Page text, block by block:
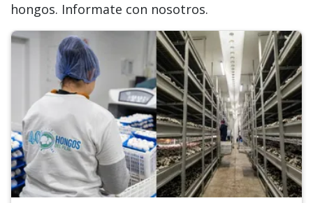
hongos. Informate con nosotros.